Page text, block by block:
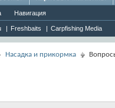
Навигация
| Freshbaits | Carpfishing Media
Насадка и прикормка